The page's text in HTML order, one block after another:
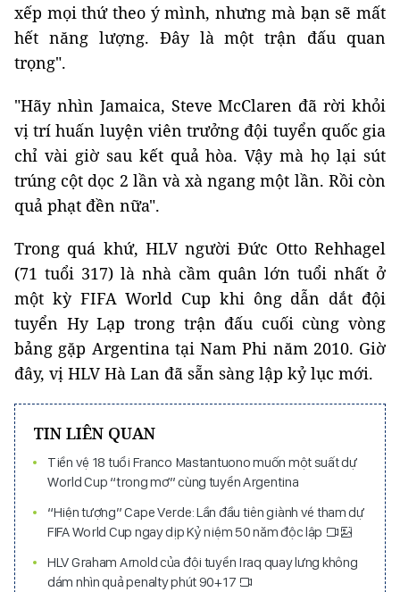
xếp mọi thứ theo ý mình, nhưng mà bạn sẽ mất
hết năng lượng. Đây là một trận đấu quan
trọng".
"Hãy nhìn Jamaica, Steve McClaren đã rời khỏi
vị trí huấn luyện viên trưởng đội tuyển quốc gia
chỉ vài giờ sau kết quả hòa. Vậy mà họ lại sút
trúng cột dọc 2 lần và xà ngang một lần. Rồi còn
quả phạt đền nữa".
Trong quá khứ, HLV người Đức Otto Rehhagel
(71 tuổi 317) là nhà cầm quân lớn tuổi nhất ở
một kỳ FIFA World Cup khi ông dẫn dắt đội
tuyển Hy Lạp trong trận đấu cuối cùng vòng
bảng gặp Argentina tại Nam Phi năm 2010. Giờ
đây, vị HLV Hà Lan đã sẵn sàng lập kỷ lục mới.
TIN LIÊN QUAN
Tiền vệ 18 tuổi Franco Mastantuono muốn một suất dự
World Cup “trong mơ” cùng tuyển Argentina
“Hiện tượng” Cape Verde: Lần đầu tiên giành vé tham dự
FIFA World Cup ngay dịp Kỷ niệm 50 năm độc lập
HLV Graham Arnold của đội tuyển Iraq quay lưng không
dám nhìn quả penalty phút 90+17